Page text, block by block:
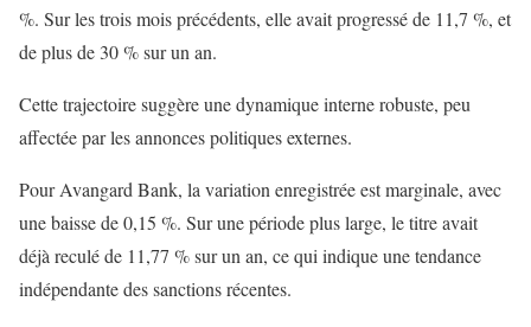
%. Sur les trois mois précédents, elle avait progressé de 11,7 %, et
de plus de 30 % sur un an.
Cette trajectoire suggère une dynamique interne robuste, peu
affectée par les annonces politiques externes.
Pour Avangard Bank, la variation enregistrée est marginale, avec
une baisse de 0,15 %. Sur une période plus large, le titre avait
déjà reculé de 11,77 % sur un an, ce qui indique une tendance
indépendante des sanctions récentes.